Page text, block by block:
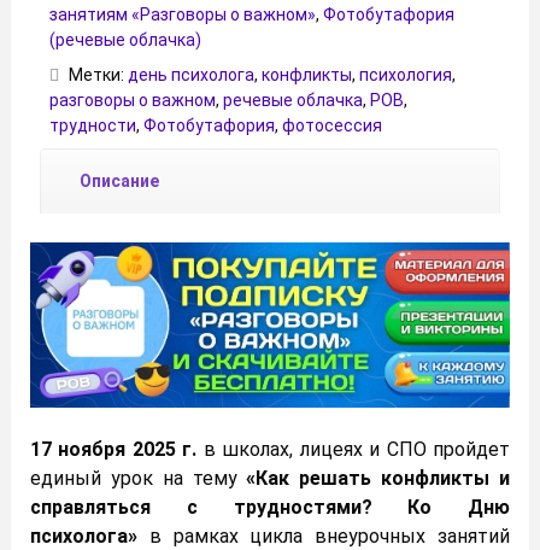
занятиям «Разговоры о важном», Фотобутафория
(речевые облачка)
Метки: день психолога, конфликты, психология,
разговоры о важном, речевые облачка, РОВ,
трудности, Фотобутафория, фотосессия
Описание
17 ноября 2025 г. в школах, лицеях и СПО пройдет
единый урок на тему«Как решать конфликты и
справляться с трудностями? Ко Дню
психолога» в рамках цикла внеурочных занятий